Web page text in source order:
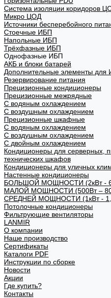
Система изоляции коридоров
Микро ЦОД
Источники бесперебойного
Стоечные ИБП
Напольные ИБП
Трёхфазные ИБП
Однофазные ИБП
АКБ и блоки батарей
Дополнительные элементы для
Резервирование питания
Прецизионные кондиционеры
Прецизионные межрядные
С водяным охлаждением
С воздушным охлаждением
Прецизионные шкафные
С водяным охлаждением
С воздушным охлаждением
С двойным охлаждением
Кондиционеры для серверных,
технических шкафов
Кондиционеры для уличных
Настенные кондиционеры
БОЛЬШОЙ МОЩНОСТИ (2кВт -
МАЛОЙ МОЩНОСТИ (500Вт –
СРЕДНЕЙ МОЩНОСТИ (1кВт -
Потолочные кондиционеры
Фильтрующие вентиляторы
LANMIR
О компании
Наше производство
Сертификаты
Каталоги PDF
Инструкции по сборке
Новости
Акции
Где купить?
Контакты